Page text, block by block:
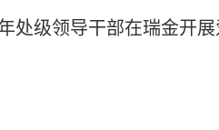
处级领导干部在瑞金开